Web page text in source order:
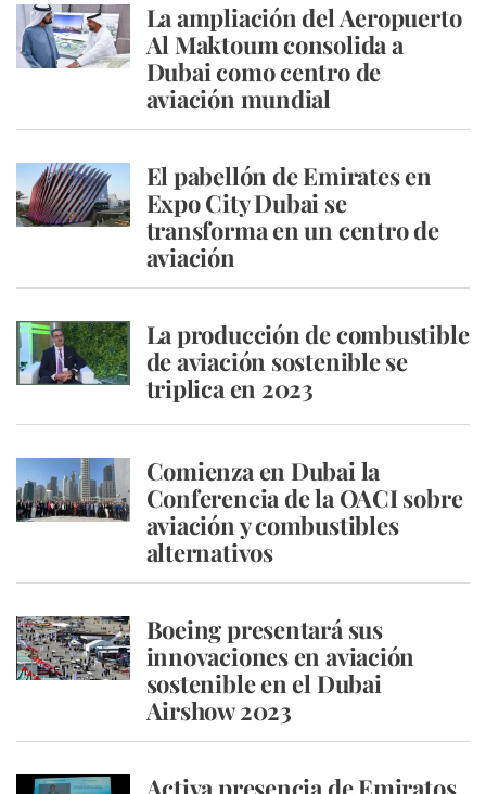
La ampliación del Aeropuerto
Al Maktoum consolida a
Dubai como centro de
aviación mundial
El pabellón de Emirates en
Expo City Dubai se
transforma en un centro de
aviación
La producción de combustible
de aviación sostenible se
triplica en 2023
Comienza en Dubai la
Conferencia de la OACI sobre
aviación y combustibles
alternativos
Boeing presentará sus
innovaciones en aviación
sostenible en el Dubai
Airshow 2023
Activa presencia de Emiratos